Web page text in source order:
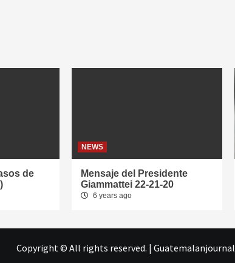
de
NEWS
Mensaje del Presidente
Giammattei 22-21-20
6 years ago
Copyright © All rights reserved. | Guatemalanjournal